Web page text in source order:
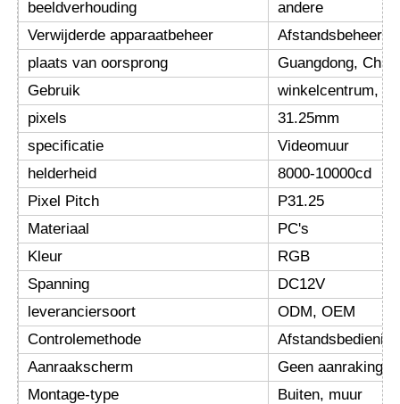
Fabrieksreis
Kwaliteitscontrole
Neem contact met ons op
Nieuws
Alle Gevallen
Offerte Aanvragen
LED -maasscherm
beeldverhouding
andere
Verwijderde apparaatbeheer
Afstandsbeheer
plaats van oorsprong
Guangdong,
Gebruik
winkelcentrum,
pixels
31.25mm
specificatie
Videomuur
helderheid
8000-10000cd
Pixel Pitch
P31.25
Materiaal
PC's
Kleur
RGB
Spanning
DC12V
leveranciersoort
ODM, OEM
Controlemethode
Afstandsbediening
Aanraakscherm
Geen aanraking.
Montage-type
Buiten, muur